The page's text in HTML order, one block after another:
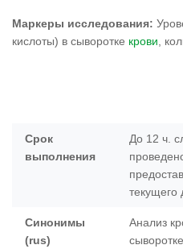
Маркеры исследования:
кислоты) в сыворотке крови ,
Срок
выполнения
До 12 ч.
текущего
Синонимы
(rus)
Анализ
сыворотке